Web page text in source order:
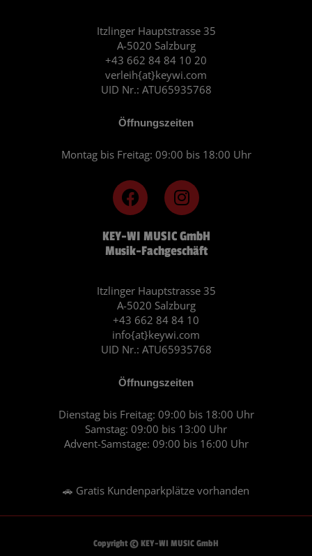
KEY-WI MUSIC GmbH
Musik-Fachgeschäft
Itzlinger Hauptstrasse 35
A-5020 Salzburg
+43 662 84 84 10
info{at}keywi.com
UID Nr.: ATU65935768
Öffnungszeiten
Dienstag bis Freitag: 09:00 bis 18:00 Uhr
Samstag: 09:00 bis 13:00 Uhr
Advent-Samstage: 09:00 bis 16:00 Uhr
🚗 Gratis Kundenparkplätze vorhanden
F
a
c
e
b
o
k
I
n
s
t
a
r
a
m
Itzlinger Hauptstrasse 35
A-5020 Salzburg
+43 662 84 84 10 20
verleih{at}keywi.com
UID Nr.: ATU65935768
Öffnungszeiten
Montag bis Freitag: 09:00 bis 18:00 Uhr
Copyright © KEY-WI MUSIC GmbH